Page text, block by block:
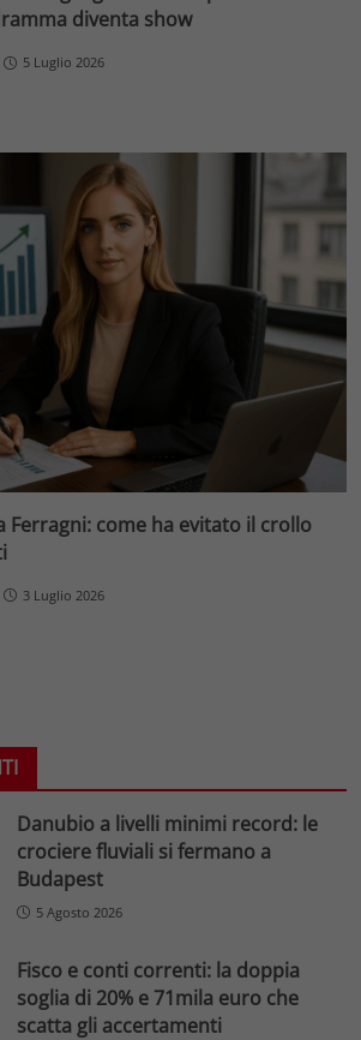
diventa show
5 Luglio 2026
Ferragni: come ha evitato il crollo
3 Luglio 2026
Danubio a livelli minimi record: le
crociere fluviali si fermano a
Budapest
5 Agosto 2026
Fisco e conti correnti: la doppia
soglia di 20% e 71mila euro che
scatta gli accertamenti